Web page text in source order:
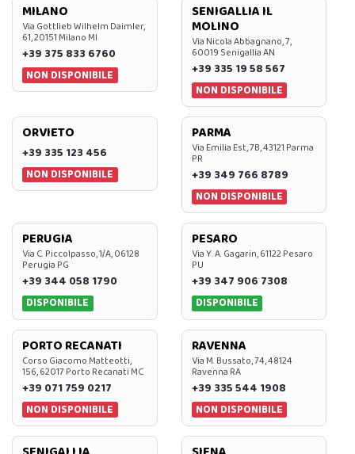
MILANO
Via Gottlieb Wilhelm Daimler,
61, 20151 Milano MI
+39 375 833 6760
NON DISPONIBILE
SENIGALLIA IL
MOLINO
Via Nicola Abbagnano, 7,
60019 Senigallia AN
+39 335 19 58 567
NON DISPONIBILE
ORVIETO
+39 335 123 456
NON DISPONIBILE
PARMA
Via Emilia Est, 7B, 43121 Parma
PR
+39 349 766 8789
NON DISPONIBILE
PERUGIA
Via C. Piccolpasso, 1/A, 06128
Perugia PG
+39 344 058 1790
DISPONIBILE
PESARO
Via Y. A. Gagarin, 61122 Pesaro
PU
+39 347 906 7308
DISPONIBILE
PORTO RECANATI
Corso Giacomo Matteotti,
156, 62017 Porto Recanati MC
+39 071 759 0217
NON DISPONIBILE
RAVENNA
Via M. Bussato, 74, 48124
Ravenna RA
+39 335 544 1908
NON DISPONIBILE